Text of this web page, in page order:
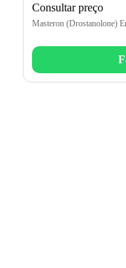
Consultar preço
Masteron (Drostanolone)